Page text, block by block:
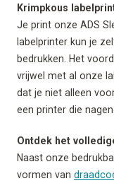
Krimpkous
Je print onze ADS
labelprinter kun je
bedrukken. Het
vrijwel met al onze
dat je niet alleen
een printer die
Ontdek het
Naast onze
vormen van